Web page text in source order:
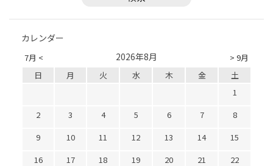
カレンダー
7月 < > 9月
2026年8月
日 月 火 水 木 金
土
1
2
3 4 5 6 7
8
9
10 11 12 13 14
15
16
17 18 19 20 21
22